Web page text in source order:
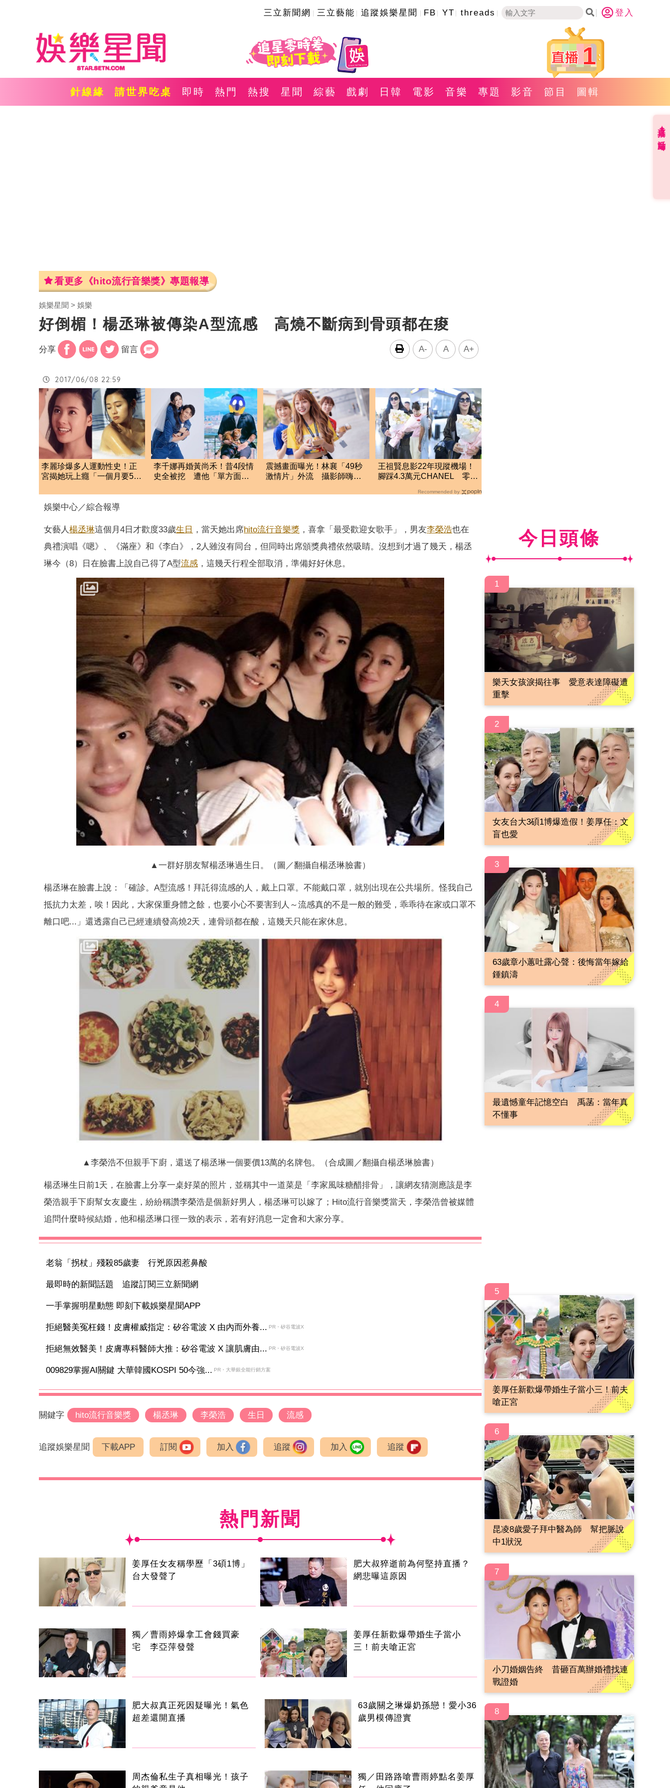
三立新聞網 三立藝能 追蹤娛樂星聞 FB YT threads 登入
1
針線緣 請世界吃桌 即時 熱門 熱搜 星聞 綜藝 戲劇 日韓 電影 音樂 專題 影音 節目 圖輯
看更多《hito流行音樂獎》專題報導
娛樂星聞 娛樂
好倒楣！楊丞琳被傳染A型流感 高燒不斷病到骨頭都在痠
分享 留言 A- A A+
2017/06/08 22:59
李麗珍爆多人運動性史！正
宮揭她玩上癮「一個月要52
李千娜再婚黃尚禾！昔4段情
史全被挖 遭他「單方面分
震撼畫面曝光！林襄「49秒
激情片」外流 攝影師嗨到
王祖賢息影22年現蹤機場！
腳踩4.3萬元CHANEL 零修
Recommended by
娛樂中心／綜合報導
女藝人楊丞琳這個月4日才歡度33歲生日 ，當天她出席hito流行音樂獎 ，喜拿「最受歡迎女歌手」，男友李榮浩也在
典禮演唱《嗯》、《滿座》和《李白》，2人雖沒有同台，但同時出席頒獎典禮依然吸睛。沒想到才過了幾天，楊丞
琳今（8）日在臉書上說自己得了A型流感 ，這幾天行程全部取消，準備好好休息。
▲一群好朋友幫楊丞琳過生日。（圖／翻攝自楊丞琳臉書）
楊丞琳在臉書上說：「確診。A型流感！拜託得流感的人，戴上口罩。不能戴口罩，就別出現在公共場所。怪我自己
抵抗力太差，唉！因此，大家保重身體之餘，也要小心不要害到人～流感真的不是一般的難受，乖乖待在家或口罩不
離口吧...」還透露自己已經連續發高燒2天，連骨頭都在酸，這幾天只能在家休息。
▲李榮浩不但親手下廚，還送了楊丞琳一個要價13萬的名牌包。（合成圖／翻攝自楊丞琳臉書）
楊丞琳生日前1天，在臉書上分享一桌好菜的照片，並稱其中一道菜是「李家風味糖醋排骨」，讓網友猜測應該是李
榮浩親手下廚幫女友慶生，紛紛稱讚李榮浩是個新好男人，楊丞琳可以嫁了；Hito流行音樂獎當天，李榮浩曾被媒體
追問什麼時候結婚，他和楊丞琳口徑一致的表示，若有好消息一定會和大家分享。
老翁「拐杖」殘殺85歲妻 行兇原因惹鼻酸
最即時的新聞話題 追蹤訂閱三立新聞網
一手掌握明星動態 即刻下載娛樂星聞APP
拒絕醫美冤枉錢！皮膚權威指定：矽谷電波 X 由內而外養... PR・矽谷電波X
拒絕無效醫美！皮膚專科醫師大推：矽谷電波 X 讓肌膚由... PR・矽谷電波X
009829掌握AI關鍵 大華韓國KOSPI 50今強... PR・大華銀全能行銷方案
關鍵字 hito流行音樂獎 楊丞琳 李榮浩 生日 流感
追蹤娛樂星聞 下載APP 訂閱 加入 追蹤 加入 追蹤
熱門新聞
姜厚任女友稱學歷「3碩1博」
台大發聲了
肥大叔猝逝前為何堅持直播？
網悲曝這原因
獨／曹雨婷爆拿工會錢買豪
宅 李亞萍發聲
姜厚任新歡爆帶婚生子當小
三！前夫嗆正宮
肥大叔真正死因疑曝光！氣色
超差還開直播
63歲關之琳爆奶孫戀！愛小36
歲男模傳證實
周杰倫私生子真相曝光！孩子
獨／田路路嗆曹雨婷點名姜厚
今日頭條
1
樂天女孩淚揭往事 愛意表達障礙遭
重擊
2
女友台大3碩1博爆造假！姜厚任：文
盲也愛
3
63歲章小蕙吐露心聲：後悔當年嫁給
鍾鎮濤
4
最遺憾童年記憶空白 禹菡：當年真
不懂事
5
姜厚任新歡爆帶婚生子當小三！前夫
嗆正宮
6
昆凌8歲愛子拜中醫為師 幫把脈說
中1狀況
7
小刀婚姻告終 昔砸百萬辦婚禮找連
戰證婚
8
直播✦活動